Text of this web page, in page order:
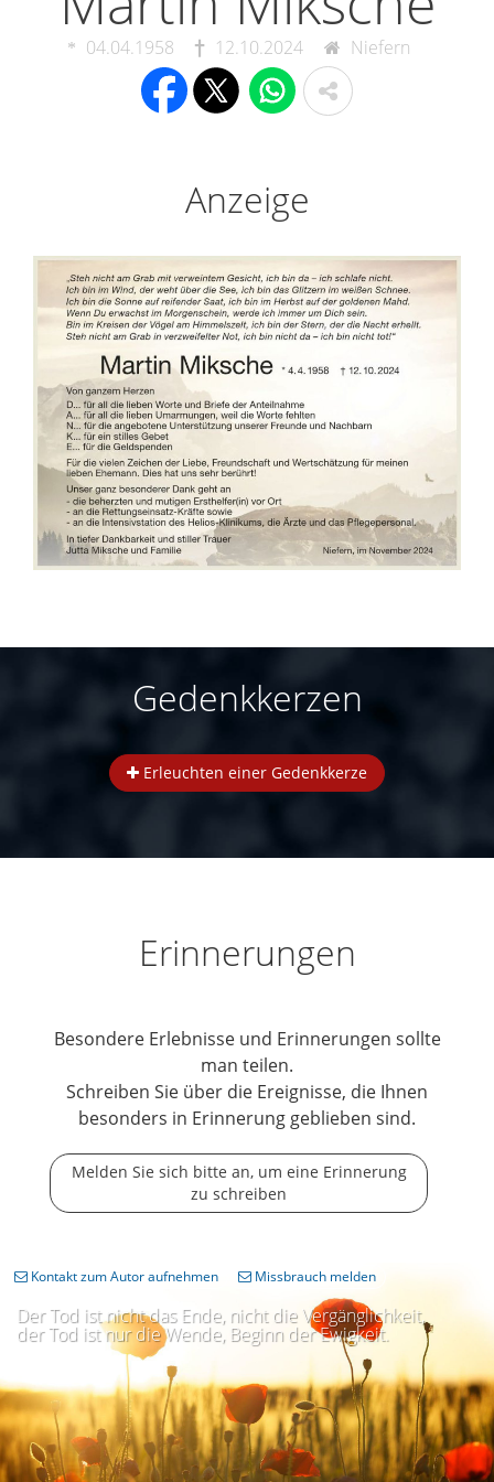
04.04.1958 12.10.2024 Niefern
Anzeige
Gedenkkerzen
Erleuchten einer Gedenkkerze
Erinnerungen
Besondere Erlebnisse und Erinnerungen sollte
man teilen.
Schreiben Sie über die Ereignisse, die Ihnen
besonders in Erinnerung geblieben sind.
Melden Sie sich bitte an, um eine Erinnerung
zu schreiben
Der Tod ist nicht das Ende, nicht die Vergänglichkeit,
der Tod ist nur die Wende, Beginn der Ewigkeit.
Kontakt zum Autor aufnehmen Missbrauch melden